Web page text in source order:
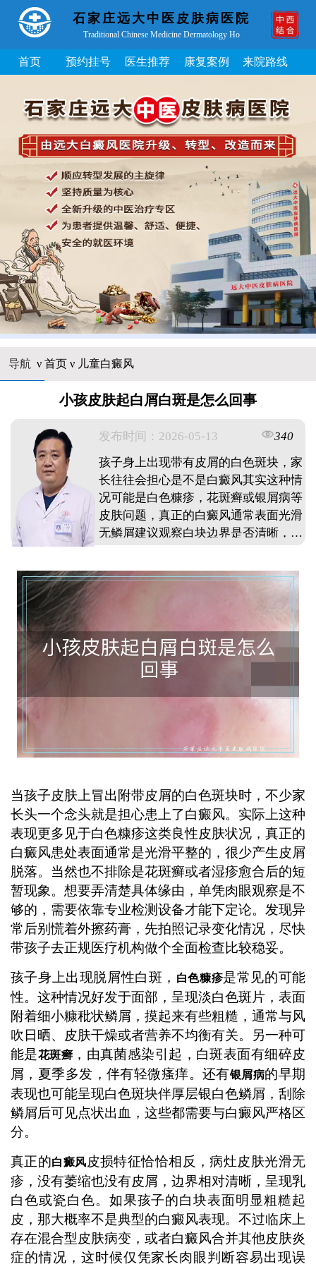
石家庄远大中医皮肤病医院
Traditional Chinese Medicine Dermatology Ho
首页 预约挂号 医生推荐 康复案例 来院路线
导航 ν 首页ν 儿童白癜风
小孩皮肤起白屑白斑是怎么回事
发布时间：2026-05-13
340
孩子身上出现带有皮屑的白色斑块，家
长往往会担心是不是白癜风其实这种情
况可能是白色糠疹，花斑癣或银屑病等
皮肤问题，真正的白癜风通常表面光滑
无鳞屑建议观察白块边界是否清晰，有
行伍德灯检查明确诊断，避免自行用药
延误病情。 ...
当孩子皮肤上冒出附带皮屑的白色斑块时，不少家
长头一个念头就是担心患上了白癜风。实际上这种
表现更多见于白色糠疹这类良性皮肤状况，真正的
白癜风患处表面通常是光滑平整的，很少产生皮屑
脱落。当然也不排除是花斑癣或者湿疹愈合后的短
暂现象。想要弄清楚具体缘由，单凭肉眼观察是不
够的，需要依靠专业检测设备才能下定论。发现异
常后别慌着外擦药膏，先拍照记录变化情况，尽快
带孩子去正规医疗机构做个全面检查比较稳妥。
孩子身上出现脱屑性白斑， 白色糠疹是常见的可能
性。这种情况好发于面部，呈现淡白色斑片，表面
附着细小糠秕状鳞屑，摸起来有些粗糙，通常与风
吹日晒、皮肤干燥或者营养不均衡有关。另一种可
能是花斑癣 ，由真菌感染引起，白斑表面有细碎皮
屑，夏季多发，伴有轻微瘙痒。还有银屑病的早期
表现也可能呈现白色斑块伴厚层银白色鳞屑，刮除
鳞屑后可见点状出血，这些都需要与白癜风严格区
分。
真正的白癜风皮损特征恰恰相反，病灶皮肤光滑无
疹，没有萎缩也没有皮屑，边界相对清晰，呈现乳
白色或瓷白色。如果孩子的白块表面明显粗糙起
皮，那大概率不是典型的白癜风表现。不过临床上
存在混合型皮肤病变，或者白癜风合并其他皮肤炎
症的情况，这时候仅凭家长肉眼判断容易出现误